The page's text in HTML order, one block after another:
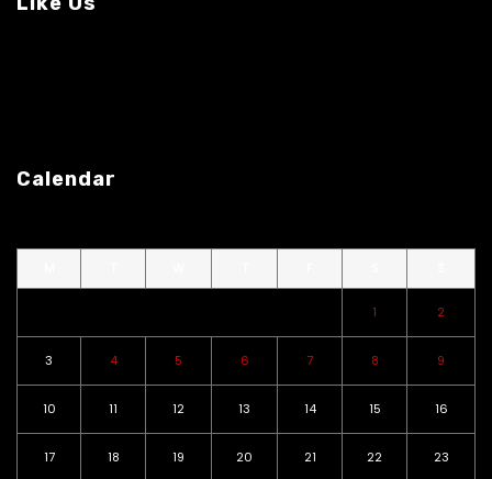
Calendar
1 2
3 4 5 6 7 8 9
10 11 12 13 14 15 16
17 18 19 20 21 22 23